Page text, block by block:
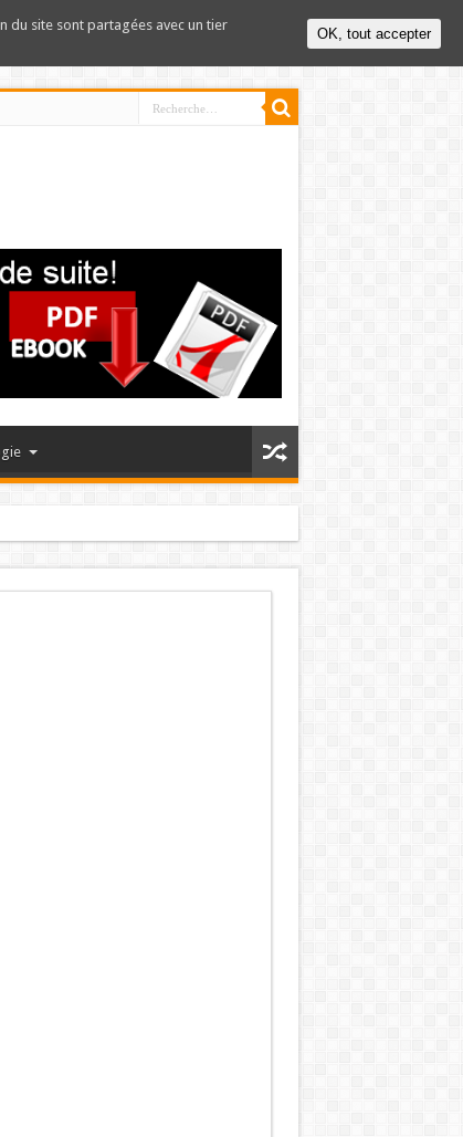
du site sont partagées avec un tier
OK, tout accepter